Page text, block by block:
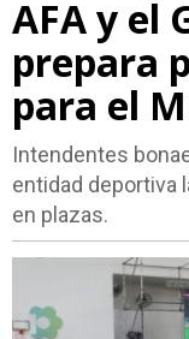
AFA y el
prepara
para el
Intendentes
entidad deportiva
en plazas.